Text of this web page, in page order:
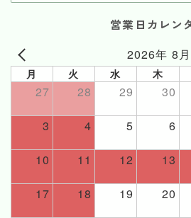
営業日カレン
2026年 8月
月 火 水 木
27 28 29 30
3 4 5 6
10 11 12 13
17 18 19 20